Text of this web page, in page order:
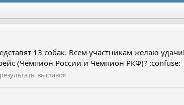
13 собак. Всем участникам желаю
(Чемпион России и Чемпион РКФ)? :confuse:
выставок